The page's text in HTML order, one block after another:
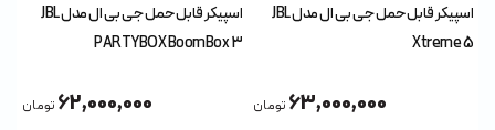
اسپیکر قابل حمل جی بی ال مدل JBL
Xtreme 5
63,000,000 تومان
اسپیکر قابل حمل جی بی ال مدل JBL
PARTYBOX BoomBox 3
62,000,000 تومان